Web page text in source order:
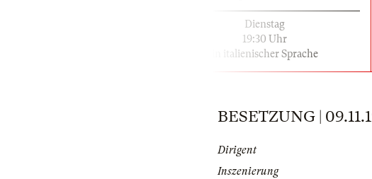
Dienstag
19:30 Uhr
in italienischer Sprache
BESETZUNG |
Dirigent
Inszenierung